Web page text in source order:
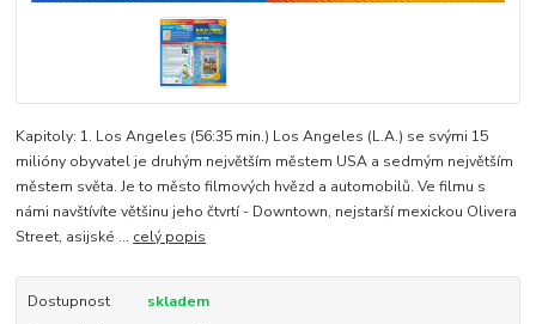
Kapitoly: 1. Los Angeles (56:35 min.) Los Angeles (L.A.) se svými 15
milióny obyvatel je druhým největším městem USA a sedmým největším
městem světa. Je to město filmových hvězd a automobilů. Ve filmu s
námi navštívíte většinu jeho čtvrtí - Downtown, nejstarší mexickou Olivera
Street, asijské ... celý popis
Dostupnost
skladem